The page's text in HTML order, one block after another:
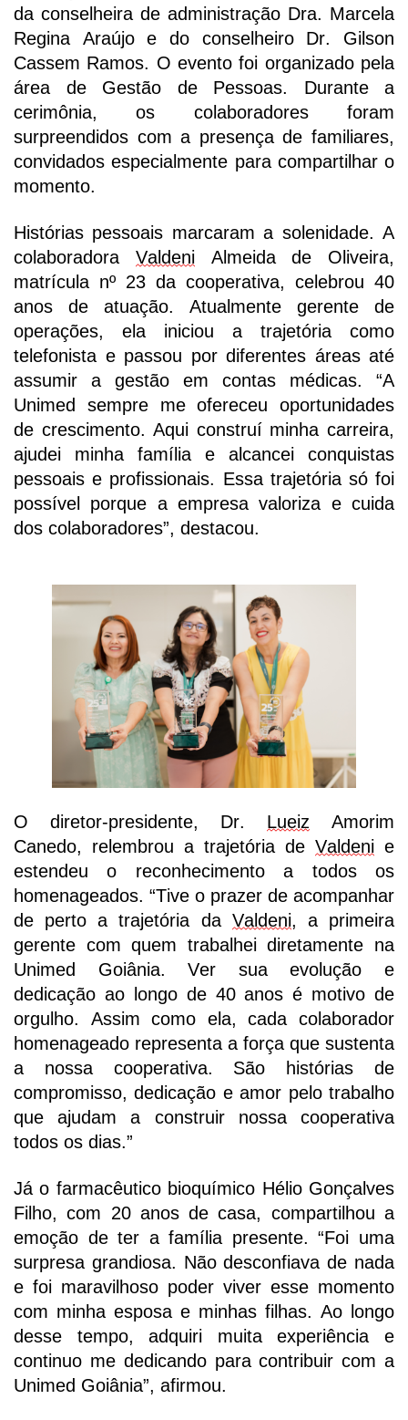
da conselheira de administração Dra. Marcela
Regina Araújo e do conselheiro Dr. Gilson
Cassem Ramos. O evento foi organizado pela
área de Gestão de Pessoas.
Durante a
cerimônia, os colaboradores foram
surpreendidos com a presença de familiares,
convidados especialmente para compartilhar o
momento.
Histórias pessoais marcaram a solenidade. A
colaboradora ValdeniAlmeida de Oliveira,
matrícula nº 23 da cooperativa, celebrou 40
anos de atuação. Atualmente gerente de
operações, ela iniciou a trajetória como
telefonista e passou por diferentes áreas até
assumir a gestão em contas médicas. “A
Unimed sempre me ofereceu oportunidades
de crescimento. Aqui construí minha carreira,
ajudei minha família e alcancei conquistas
pessoais e profissionais. Essa trajetória só foi
possível porque a empresa valoriza e cuida
dos colaboradores”, destacou.
O diretor-presidente, Dr. Lueiz Amorim
Canedo, relembrou a trajetória de Valdeni e
estendeu o reconhecimento a todos os
homenageados. “Tive o prazer de acompanhar
de perto a trajetória da Valdeni, a primeira
gerente com quem trabalhei diretamente na
Unimed Goiânia. Ver sua evolução e
dedicação ao longo de 40 anos é motivo de
orgulho. Assim como ela, cada colaborador
homenageado representa a força que sustenta
a nossa cooperativa. São histórias de
compromisso, dedicação e amor pelo trabalho
que ajudam a construir nossa cooperativa
todos os dias.”
Já o farmacêutico bioquímico Hélio Gonçalves
Filho, com 20 anos de casa, compartilhou a
emoção de ter a família presente. “Foi uma
surpresa grandiosa. Não desconfiava de nada
e foi maravilhoso poder viver esse momento
com minha esposa e minhas filhas. Ao longo
desse tempo, adquiri muita experiência e
continuo me dedicando para contribuir com a
Unimed Goiânia”, afirmou.